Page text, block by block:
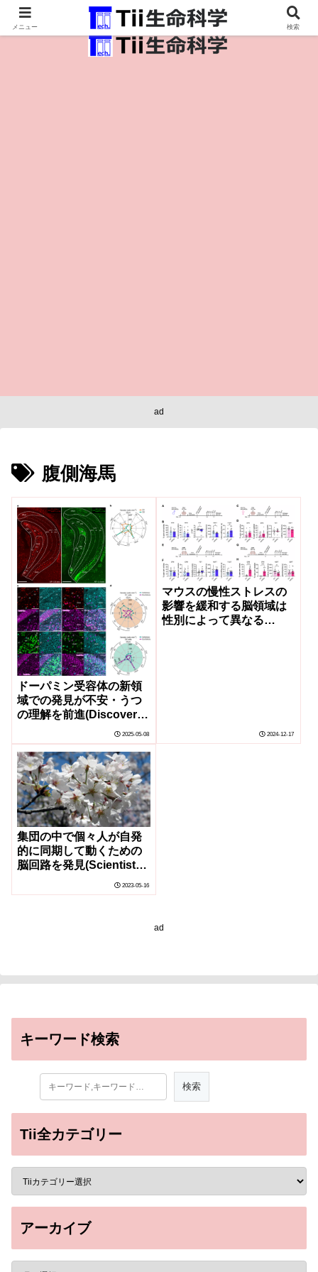
医療保健・生命・生物の情報インフラ。
ad
腹側海馬
ドーパミン受容体の新領
域での発見が不安・うつ
の理解を前進(Discovery
of Dopamine Receptors
in a Previously
Overlooked Part of the
Brain Sheds Light on
the Complex Circuitry
for Anxiety and
Depression)
2025-05-08
マウスの慢性ストレスの
影響を緩和する脳領域は
性別によって異なる
2024-12-17
集団の中で個々人が自発
的に同期して動くための
脳回路を発見(Scientists
underlying spontaneous
2023-05-16
ad
キーワード検索
Tii全カテゴリー
アーカイブ
メニュー 検索